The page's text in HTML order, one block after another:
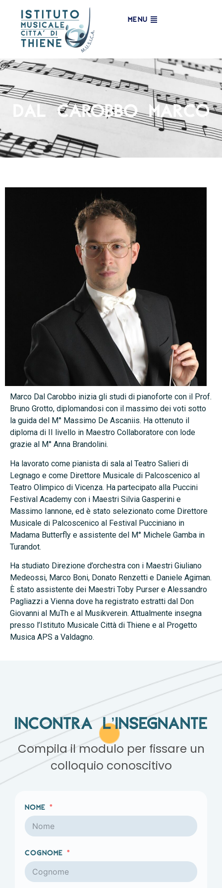
MENU
Dal Carobbo Marco
Marco Dal Carobbo inizia gli studi di pianoforte con il Prof.
Bruno Grotto, diplomandosi con il massimo dei voti sotto
la guida del M° Massimo De Ascaniis. Ha ottenuto il
diploma di II livello in Maestro Collaboratore con lode
grazie al M° Anna Brandolini.
Ha lavorato come pianista di sala al Teatro Salieri di
Legnago e come Direttore Musicale di Palcoscenico al
Teatro Olimpico di Vicenza. Ha partecipato alla Puccini
Festival Academy con i Maestri Silvia Gasperini e
Massimo Iannone, ed è stato selezionato come Direttore
Musicale di Palcoscenico al Festival Pucciniano in
Madama Butterfly e assistente del M° Michele Gamba in
Turandot.
Ha studiato Direzione d’orchestra con i Maestri Giuliano
Medeossi, Marco Boni, Donato Renzetti e Daniele Agiman.
È stato assistente dei Maestri Toby Purser e Alessandro
Pagliazzi a Vienna dove ha registrato estratti dal Don
Giovanni al MuTh e al Musikverein. Attualmente insegna
presso l’Istituto Musicale Città di Thiene e al Progetto
Musica APS a Valdagno.
Incontra l’insegnante
Compila il modulo per fissare un
colloquio conoscitivo
Nome
Cognome